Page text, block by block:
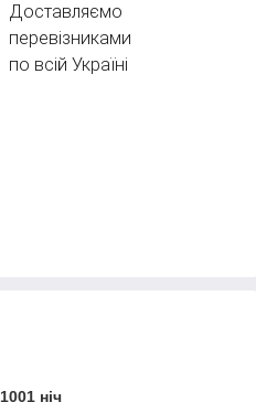
Доставляємо
перевізниками
по всій Україні
1001 ніч